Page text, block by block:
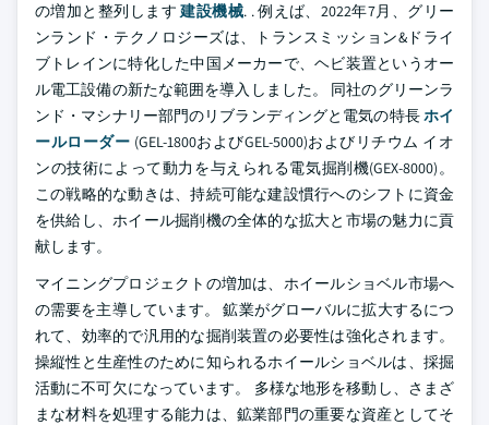
の増加と整列します建設機械. . 例えば、2022年7月、グリー
ンランド・テクノロジーズは、トランスミッション&ドライ
ブトレインに特化した中国メーカーで、ヘビ装置というオー
ル電工設備の新たな範囲を導入しました。 同社のグリーンラ
ンド・マシナリー部門のリブランディングと電気の特長ホイ
ールローダー (GEL-1800およびGEL-5000)およびリチウム イオ
ンの技術によって動力を与えられる電気掘削機(GEX-8000)。
この戦略的な動きは、持続可能な建設慣行へのシフトに資金
を供給し、ホイール掘削機の全体的な拡大と市場の魅力に貢
献します。
マイニングプロジェクトの増加は、ホイールショベル市場へ
の需要を主導しています。 鉱業がグローバルに拡大するにつ
れて、効率的で汎用的な掘削装置の必要性は強化されます。
操縦性と生産性のために知られるホイールショベルは、採掘
活動に不可欠になっています。 多様な地形を移動し、さまざ
まな材料を処理する能力は、鉱業部門の重要な資産としてそ